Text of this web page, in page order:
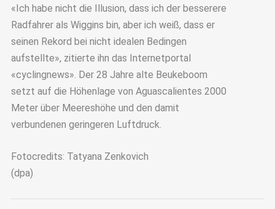
«Ich habe nicht die Illusion, dass ich der besserere
Radfahrer als Wiggins bin, aber ich weiß, dass er
seinen Rekord bei nicht idealen Bedingen
aufstellte», zitierte ihn das Internetportal
«cyclingnews». Der 28 Jahre alte Beukeboom
setzt auf die Höhenlage von Aguascalientes 2000
Meter über Meereshöhe und den damit
verbundenen geringeren Luftdruck.
Fotocredits: Tatyana Zenkovich
(dpa)